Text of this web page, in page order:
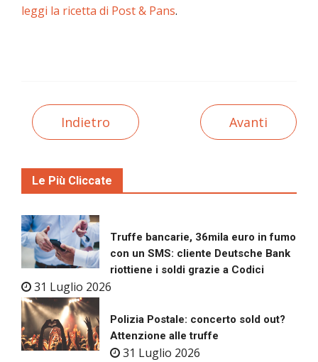
leggi la ricetta di Post & Pans.
Indietro Avanti
Le Più Cliccate
Truffe bancarie, 36mila euro in fumo
con un SMS: cliente Deutsche Bank
riottiene i soldi grazie a Codici
31 Luglio 2026
Polizia Postale: concerto sold out?
Attenzione alle truffe
31 Luglio 2026